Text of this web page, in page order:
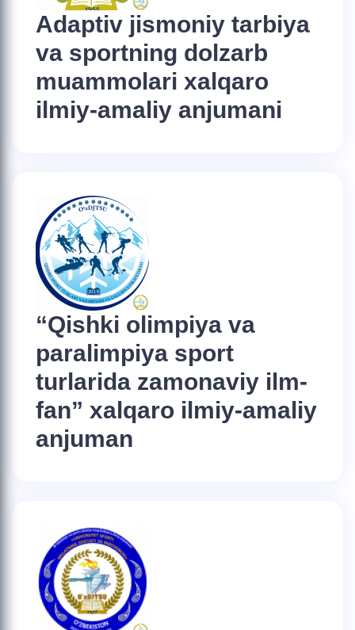
Adaptiv jismoniy tarbiya
va sportning dolzarb
muammolari xalqaro
ilmiy-amaliy anjumani
“Qishki olimpiya va
paralimpiya sport
turlarida zamonaviy ilm-
fan” xalqaro ilmiy-amaliy
anjuman